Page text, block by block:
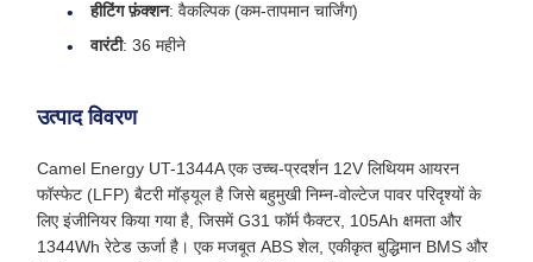
हीटिंग फ़ंक्शन: वैकल्पिक (कम-तापमान चार्जिंग)
वारंटी: 36 महीने
उत्पाद विवरण
Camel Energy UT-1344A एक उच्च-प्रदर्शन 12V लिथियम आयरन
फॉस्फेट (LFP) बैटरी मॉड्यूल है जिसे बहुमुखी निम्न-वोल्टेज पावर परिदृश्यों के
लिए इंजीनियर किया गया है, जिसमें G31 फॉर्म फैक्टर, 105Ah क्षमता और
1344Wh रेटेड ऊर्जा है। एक मजबूत ABS शेल, एकीकृत बुद्धिमान BMS और